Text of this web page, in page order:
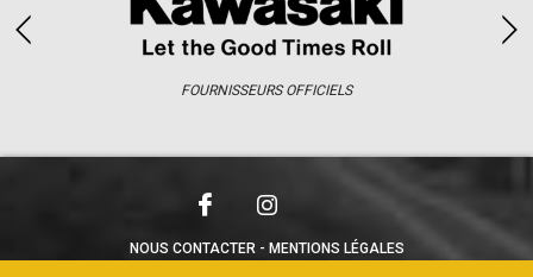
accéder à la billetterie
FOURNISSEURS OFFICIELS
NOUS CONTACTER
MENTIONS LÉGALES